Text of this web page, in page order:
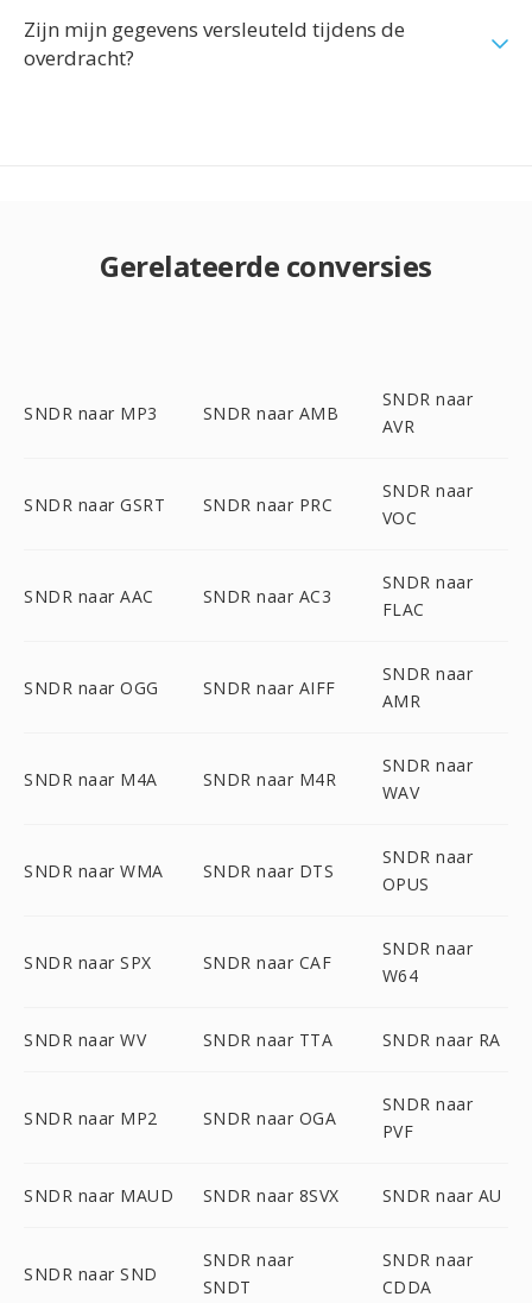
Zijn mijn gegevens versleuteld tijdens de
overdracht?
Gerelateerde conversies
SNDR naar MP3 SNDR naar AMB
SNDR naar
AVR
SNDR naar GSRT SNDR naar PRC
SNDR naar
VOC
SNDR naar AAC SNDR naar AC3
SNDR naar
FLAC
SNDR naar OGG SNDR naar AIFF
SNDR naar
AMR
SNDR naar M4A SNDR naar M4R
SNDR naar
WAV
SNDR naar WMA SNDR naar DTS
SNDR naar
OPUS
SNDR naar SPX SNDR naar CAF
SNDR naar
W64
SNDR naar WV SNDR naar TTA SNDR naar RA
SNDR naar MP2 SNDR naar OGA
SNDR naar
PVF
SNDR naar MAUD SNDR naar 8SVX SNDR naar AU
SNDR naar SND
SNDR naar
SNDT
SNDR naar
CDDA